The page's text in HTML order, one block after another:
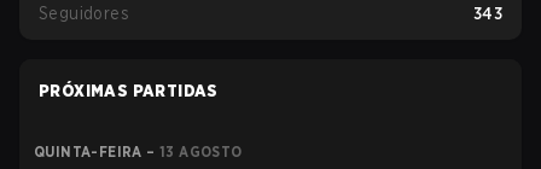
Seguidores 343
PRÓXIMAS PARTIDAS
QUINTA-FEIRA – 13 AGOSTO